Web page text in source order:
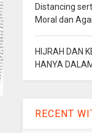
Distancing
Moral dan
HIJRAH DAN
HANYA
RECENT